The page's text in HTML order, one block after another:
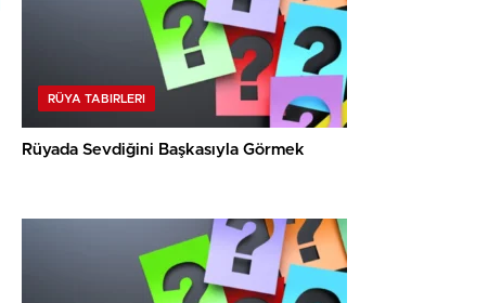
RÜYA TABIRLERI
Rüyada Sevdiğini Başkasıyla Görmek